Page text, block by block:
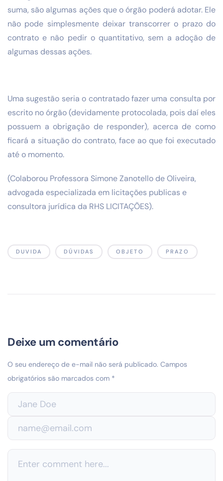
suma, são algumas ações que o órgão poderá adotar. Ele
não pode simplesmente deixar transcorrer o prazo do
contrato e não pedir o quantitativo, sem a adoção de
algumas dessas ações.
Uma sugestão seria o contratado fazer uma consulta por
escrito no órgão (devidamente protocolada, pois daí eles
possuem a obrigação de responder), acerca de como
ficará a situação do contrato, face ao que foi executado
até o momento.
(Colaborou Professora Simone Zanotello de Oliveira,
advogada especializada em licitações publicas e
consultora jurídica da RHS LICITAÇÕES).
DUVIDA DÚVIDAS OBJETO PRAZO
Deixe um comentário
O seu endereço de e-mail não será publicado. Campos
obrigatórios são marcados com *